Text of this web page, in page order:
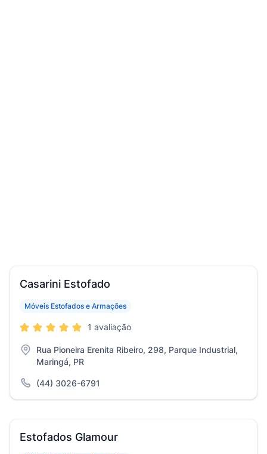
Casarini Estofado
Móveis Estofados e Armações
1 avaliação
Rua Pioneira Erenita Ribeiro, 298, Parque Industrial,
Maringá, PR
(44) 3026-6791
Estofados Glamour